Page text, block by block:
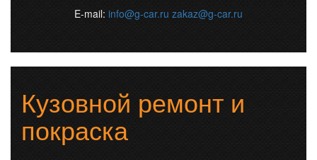
E-mail: info@g-car.ru zakaz@g-car.ru
Кузовной ремонт и
покраска